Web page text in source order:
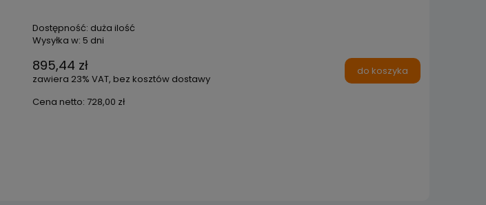
Dostępność: duża ilość
Wysyłka w: 5 dni
895,44 zł
zawiera 23% VAT, bez kosztów dostawy
Cena netto: 728,00 zł
do koszyka